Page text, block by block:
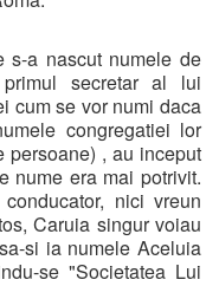
a nascut numele de
secretar al lui
cum se vor numi daca
congregatiei lor
persoane) , au inceput
nume era mai potrivit.
nici vreun
Caruia singur voiau
si ia numele Aceluia
se "Societatea Lui